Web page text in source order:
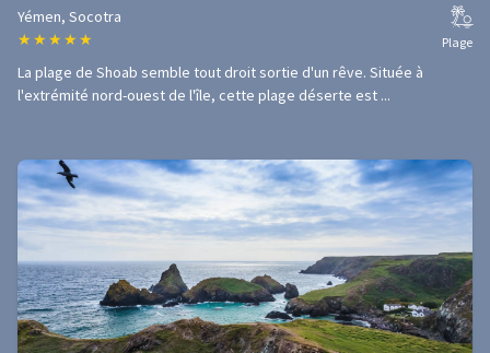
Yémen, Socotra
★ ★ ★ ★ ★ Plage
La plage de Shoab semble tout droit sortie d'un rêve. Située à
l'extrémité nord-ouest de l'île, cette plage déserte est ...